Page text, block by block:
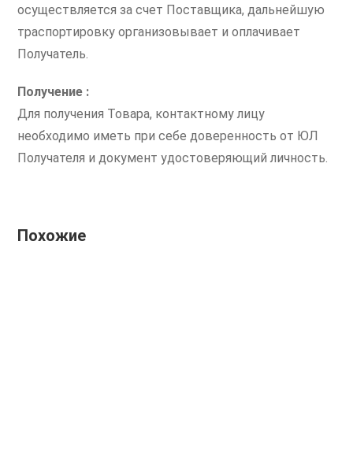
осуществляется за счет Поставщика, дальнейшую
траспортировку организовывает и оплачивает
Получатель.
Получение :
Для получения Товара, контактному лицу
необходимо иметь при себе доверенность от ЮЛ
Получателя и документ удостоверяющий личность.
Похожие